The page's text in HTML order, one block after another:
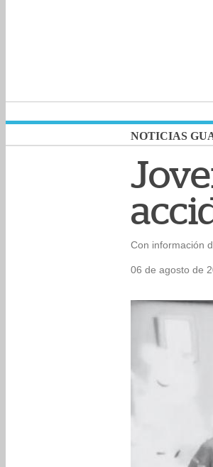
NOTICIAS
Con información
06 de agosto de